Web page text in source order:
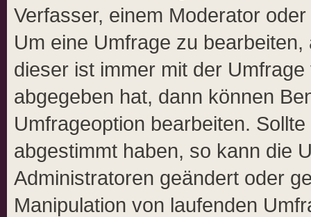
Verfasser, einem Moderator
Um eine Umfrage zu
dieser ist immer mit der
abgegeben hat, dann können
Umfrageoption bearbeiten.
abgestimmt haben, so kann die
Administratoren geändert oder
Manipulation von laufenden